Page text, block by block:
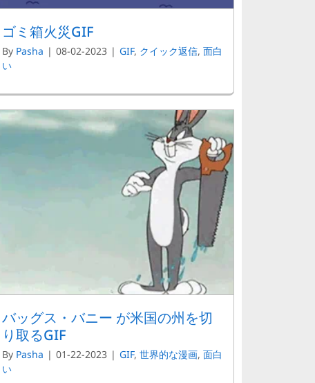
ゴミ箱火災GIF
By Pasha | 08-02-2023 | GIF, クイック返信, 面白
い
バッグス・バニー が米国の州を切
り取るGIF
By Pasha | 01-22-2023 | GIF, 世界的な漫画, 面白
い